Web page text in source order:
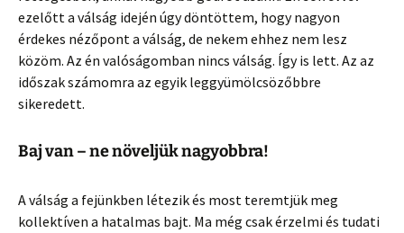
ezelőtt a válság idején úgy döntöttem, hogy nagyon
érdekes nézőpont a válság, de nekem ehhez nem lesz
közöm. Az én valóságomban nincs válság. Így is lett. Az az
időszak számomra az egyik leggyümölcsözőbbre
sikeredett.
Baj van – ne növeljük nagyobbra!
A válság a fejünkben létezik és most teremtjük meg
kollektíven a hatalmas bajt. Ma még csak érzelmi és tudati